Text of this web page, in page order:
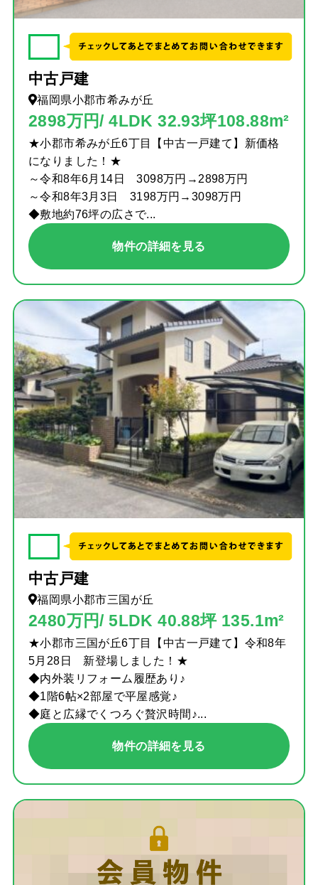
中古戸建
福岡県小郡市希みが丘
2898万円/ 4LDK 32.93坪108.88m²
★小郡市希みが丘6丁目【中古一戸建て】新価格
になりました！★
～令和8年6月14日 3098万円→2898万円
～令和8年3月3日 3198万円→3098万円
◆敷地約76坪の広さで...
物件の詳細を見る
中古戸建
福岡県小郡市三国が丘
2480万円/ 5LDK 40.88坪 135.1m²
★小郡市三国が丘6丁目【中古一戸建て】令和8年
5月28日 新登場しました！★
◆内外装リフォーム履歴あり♪
◆1階6帖×2部屋で平屋感覚♪
◆庭と広縁でくつろぐ贅沢時間♪...
物件の詳細を見る